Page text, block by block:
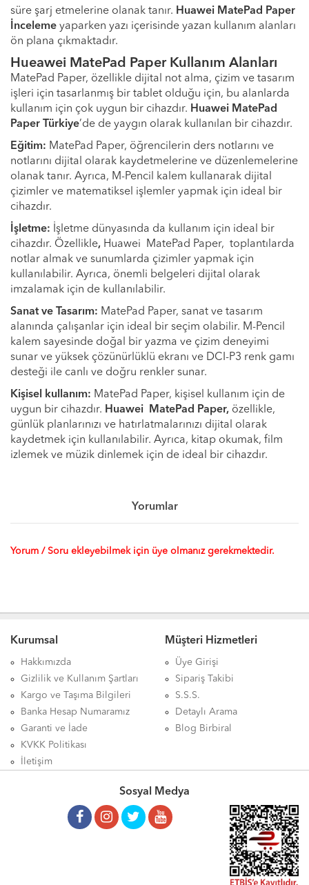
süre şarj etmelerine olanak tanır. Huawei MatePad Paper
İnceleme yaparken yazı içerisinde yazan kullanım alanları
ön plana çıkmaktadır.
Hueawei MatePad Paper Kullanım Alanları
MatePad Paper, özellikle dijital not alma, çizim ve tasarım
işleri için tasarlanmış bir tablet olduğu için, bu alanlarda
kullanım için çok uygun bir cihazdır. Huawei MatePad
Paper Türkiye’de de yaygın olarak kullanılan bir cihazdır.
Eğitim: MatePad Paper, öğrencilerin ders notlarını ve
notlarını dijital olarak kaydetmelerine ve düzenlemelerine
olanak tanır. Ayrıca, M-Pencil kalem kullanarak dijital
çizimler ve matematiksel işlemler yapmak için ideal bir
cihazdır.
İşletme: İşletme dünyasında da kullanım için ideal bir
cihazdır. Özellikle, Huawei MatePad Paper, toplantılarda
notlar almak ve sunumlarda çizimler yapmak için
kullanılabilir. Ayrıca, önemli belgeleri dijital olarak
imzalamak için de kullanılabilir.
Sanat ve Tasarım: MatePad Paper, sanat ve tasarım
alanında çalışanlar için ideal bir seçim olabilir. M-Pencil
kalem sayesinde doğal bir yazma ve çizim deneyimi
sunar ve yüksek çözünürlüklü ekranı ve DCI-P3 renk gamı
desteği ile canlı ve doğru renkler sunar.
Kişisel kullanım: MatePad Paper, kişisel kullanım için de
uygun bir cihazdır. Huawei MatePad Paper, özellikle,
günlük planlarınızı ve hatırlatmalarınızı dijital olarak
kaydetmek için kullanılabilir. Ayrıca, kitap okumak, film
izlemek ve müzik dinlemek için de ideal bir cihazdır.
Yorumlar
Yorum / Soru ekleyebilmek için üye olmanız gerekmektedir.
Kurumsal
Hakkımızda
Gizlilik ve Kullanım Şartları
Kargo ve Taşıma Bilgileri
Banka Hesap Numaramız
Garanti ve İade
KVKK Politikası
İletişim
Müşteri Hizmetleri
Üye Girişi
Sipariş Takibi
S.S.S.
Detaylı Arama
Blog Birbiral
Sosyal Medya